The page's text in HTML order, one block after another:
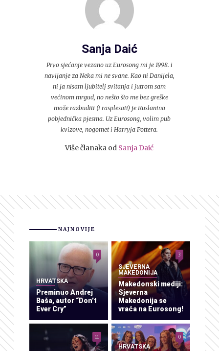
Sanja Daić
Prvo sjećanje vezano uz Eurosong mi je 1998. i
navijanje za Neka mi ne svane. Kao ni Danijela,
ni ja nisam ljubitelj svitanja i jutrom sam
većinom mrgud, no nešto što me bez greške
može razbuditi (i rasplesati) je Ruslanina
pobjednička pjesma. Uz Eurosong, volim pub
kvizove, nogomet i Harryja Pottera.
Više članaka od Sanja Daić
NAJNOVIJE
HRVATSKA
Preminuo Andrej
Baša, autor “Don’t
Ever Cry”
0
SJEVERNA
MAKEDONIJA
Makedonski mediji:
Sjeverna
Makedonija se
vraća na Eurosong!
3
11
HRVATSKA
0